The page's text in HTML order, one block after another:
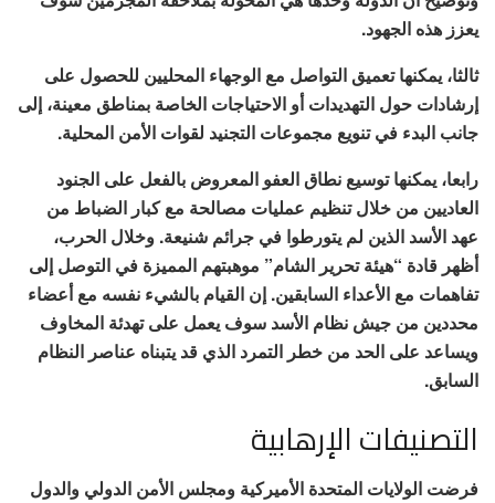
يعزز هذه الجهود.
ثالثا، يمكنها تعميق التواصل مع الوجهاء المحليين للحصول على
إرشادات حول التهديدات أو الاحتياجات الخاصة بمناطق معينة، إلى
جانب البدء في تنويع مجموعات التجنيد لقوات الأمن المحلية.
رابعا، يمكنها توسيع نطاق العفو المعروض بالفعل على الجنود
العاديين من خلال تنظيم عمليات مصالحة مع كبار الضباط من
عهد الأسد الذين لم يتورطوا في جرائم شنيعة. وخلال الحرب،
أظهر قادة “هيئة تحرير الشام” موهبتهم المميزة في التوصل إلى
تفاهمات مع الأعداء السابقين. إن القيام بالشيء نفسه مع أعضاء
محددين من جيش نظام الأسد سوف يعمل على تهدئة المخاوف
ويساعد على الحد من خطر التمرد الذي قد يتبناه عناصر النظام
السابق.
التصنيفات الإرهابية
فرضت الولايات المتحدة الأميركية ومجلس الأمن الدولي والدول